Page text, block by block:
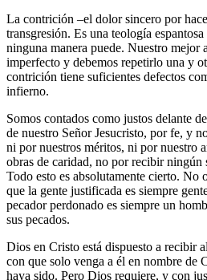
La contrición –el dolor sincero por
transgresión. Es una teología
ninguna manera puede. Nuestro mejor
imperfecto y debemos repetirlo una y
contrición tiene suficientes defectos
infierno.
Somos contados como justos delante
de nuestro Señor Jesucristo, por fe, y
ni por nuestros méritos, ni por nuestro
obras de caridad, no por recibir ningún
Todo esto es absolutamente cierto. No
que la gente justificada es siempre
pecador perdonado es siempre un
sus pecados.
Dios en Cristo está dispuesto a recibir
con que solo venga a él en nombre de
haya sido. Pero Dios requiere, y con